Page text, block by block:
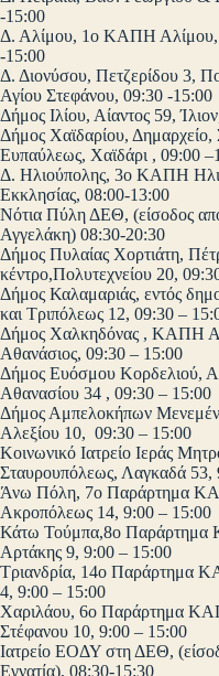
-15:00
Δ. Αλίμου, 1ο ΚΑΠΗ
-15:00
Δ. Διονύσου, Πετζερίδου 3,
Αγίου Στεφάνου, 09:30 -15:00
Δήμος Ιλίου, Αίαντος 59,
Δήμος Χαϊδαρίου,
Ευπαύλεως, Χαϊδάρι , 09:00
Δ. Ηλιούπολης, 3ο ΚΑΠΗ
Εκκλησίας, 08:00-13:00
Νότια Πύλη ΔΕΘ, (είσοδος
Αγγελάκη) 08:30-20:30
Δήμος Πυλαίας Χορτιάτη,
κέντρο,Πολυτεχνείου 20,
Δήμος Καλαμαριάς, εντός
και Τριπόλεως 12, 09:30 –
Δήμος Χαλκηδόνας , ΚΑΠΗ
Αθανάσιος, 09:30 – 15:00
Δήμος Ευόσμου
Αθανασίου 34 , 09:30 – 15:00
Δήμος Αμπελοκήπων
Αλεξίου 10, 09:30 – 15:00
Κοινωνικό Ιατρείο Ιεράς
Σταυρουπόλεως, Λαγκαδά 53,
Άνω Πόλη, 7ο Παράρτημα
Ακροπόλεως 14, 9:00 – 15:00
Κάτω Τούμπα,8ο Παράρτημα
Αρτάκης 9, 9:00 – 15:00
Τριανδρία, 14ο Παράρτημα
4, 9:00 – 15:00
Χαριλάου, 6ο Παράρτημα
Στέφανου 10, 9:00 – 15:00
Ιατρείο ΕΟΔΥ στη ΔΕΘ,
Εγνατία), 08:30-15:30